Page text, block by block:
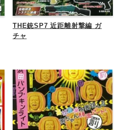
THE銃SP7 近距離射撃編 ガ
チャ